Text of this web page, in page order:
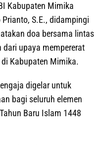
Kabupaten Mimika
S.E., didampingi
doa bersama lintas
upaya mempererat
Kabupaten Mimika.
digelar untuk
bagi seluruh elemen
Baru Islam 1448